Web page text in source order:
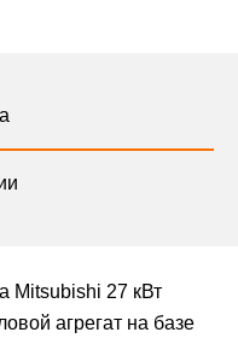
Mitsubishi 27 кВт
агрегат на базе